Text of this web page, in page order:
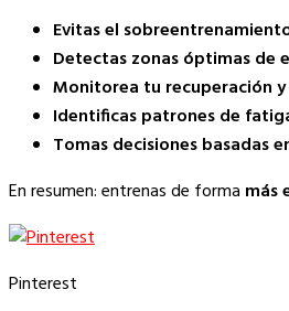
Evitas el
Detectas zonas óptimas de
Monitorea tu recuperación y
Identificas patrones de
Tomas decisiones basadas
En resumen: entrenas de forma más
Pinterest